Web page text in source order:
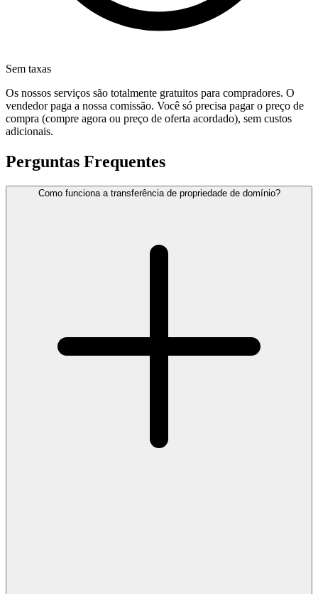
Sem taxas
Os nossos serviços são totalmente gratuitos para compradores. O
vendedor paga a nossa comissão. Você só precisa pagar o preço de
compra (compre agora ou preço de oferta acordado), sem custos
adicionais.
Perguntas Frequentes
Como funciona a transferência de propriedade de domínio?